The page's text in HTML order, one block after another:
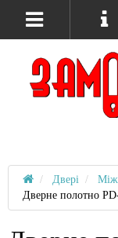
Двері
Дверне полотно